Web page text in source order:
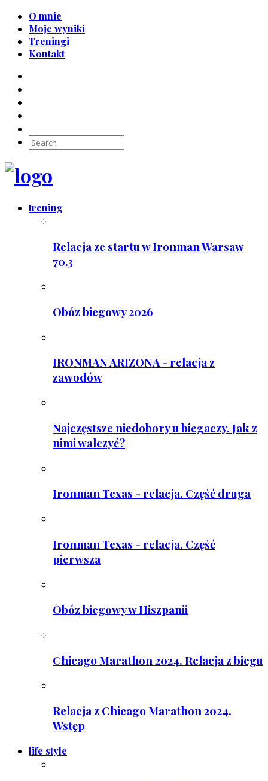
O mnie
Moje wyniki
Treningi
Kontakt
trening
Relacja ze startu w Ironman Warsaw
70.3
Obóz biegowy 2026
IRONMAN ARIZONA - relacja z
zawodów
Najczęstsze niedobory u biegaczy. Jak z
nimi walczyć?
Ironman Texas - relacja. Część druga
Ironman Texas - relacja. Część
pierwsza
Obóz biegowy w Hiszpanii
Chicago Marathon 2024. Relacja z biegu
Relacja z Chicago Marathon 2024.
Wstęp
life style